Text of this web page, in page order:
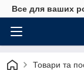
Все для ваших
Товари та